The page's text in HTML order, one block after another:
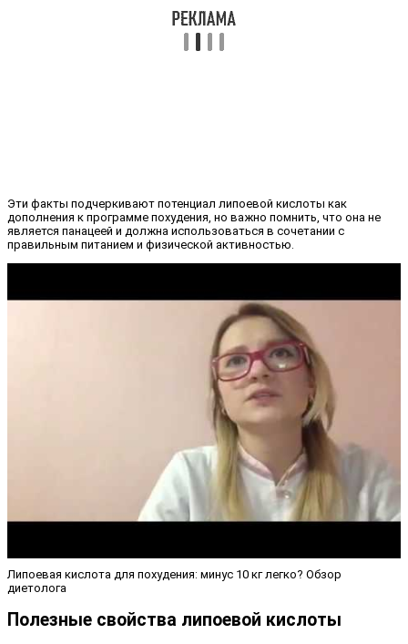
Эти факты подчеркивают потенциал липоевой кислоты как
дополнения к программе похудения, но важно помнить, что она не
является панацеей и должна использоваться в сочетании с
правильным питанием и физической активностью.
Липоевая кислота для похудения: минус 10 кг легко? Обзор
диетолога
Полезные свойства липоевой кислоты